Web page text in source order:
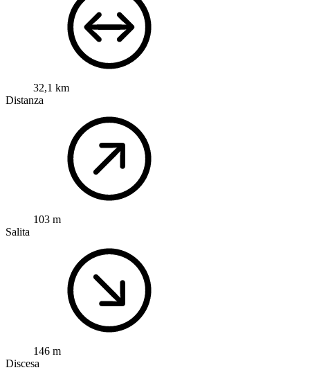
32,1 km
Distanza
103 m
Salita
146 m
Discesa